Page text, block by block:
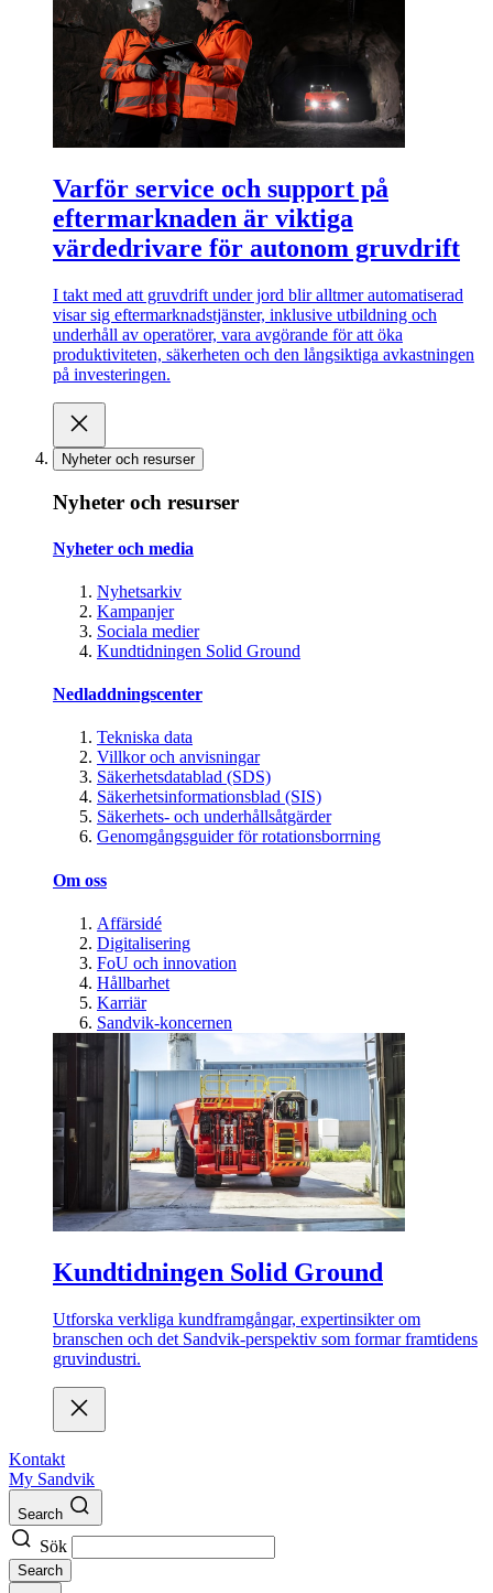
Varför service och support på
eftermarknaden är viktiga
värdedrivare för autonom gruvdrift
I takt med att gruvdrift under jord blir alltmer automatiserad
visar sig eftermarknadstjänster, inklusive utbildning och
underhåll av operatörer, vara avgörande för att öka
produktiviteten, säkerheten och den långsiktiga avkastningen
på investeringen.
Nyheter och resurser
Nyheter och resurser
Nyheter och media
Nyhetsarkiv
Kampanjer
Sociala medier
Kundtidningen Solid Ground
Nedladdningscenter
Tekniska data
Villkor och anvisningar
Säkerhetsdatablad (SDS)
Säkerhetsinformationsblad (SIS)
Säkerhets- och underhållsåtgärder
Genomgångsguider för rotationsborrning
Om oss
Affärsidé
Digitalisering
FoU och innovation
Hållbarhet
Karriär
Sandvik-koncernen
Kundtidningen Solid Ground
Utforska verkliga kundframgångar, expertinsikter om
branschen och det Sandvik-perspektiv som formar framtidens
gruvindustri.
Kontakt
My Sandvik
Search
Sök
Search